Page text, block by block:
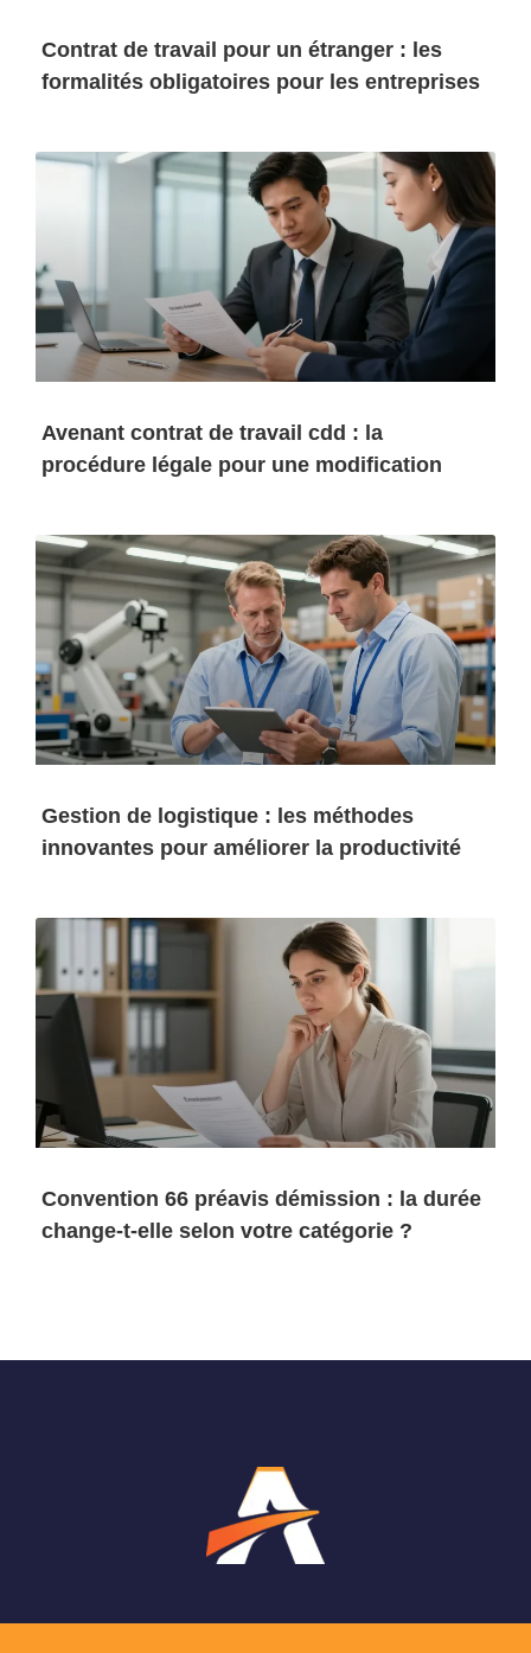
Contrat de travail pour un étranger : les
formalités obligatoires pour les entreprises
Avenant contrat de travail cdd : la
procédure légale pour une modification
Gestion de logistique : les méthodes
innovantes pour améliorer la productivité
Convention 66 préavis démission : la durée
change-t-elle selon votre catégorie ?